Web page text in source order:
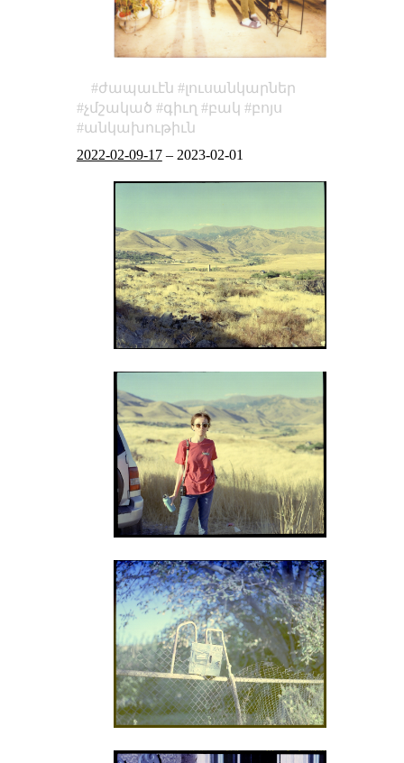
ժապաւէն
լուսանկարներ
չմշակած
գիւղ բակ
բոյս
անկախութիւն
2022-02-09-17– 2023-02-01